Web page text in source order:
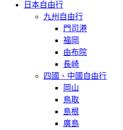
日本自由行
九州自由行
門司港
福岡
由布院
長崎
四國、中國自由行
岡山
鳥取
島根
廣島